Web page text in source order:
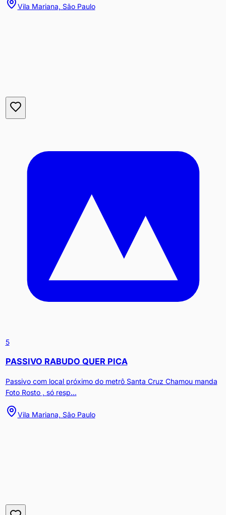
Vila Mariana, São Paulo
5
PASSIVO RABUDO QUER PICA
Passivo com local próximo do metrô Santa Cruz Chamou manda
Foto Rosto , só resp...
Vila Mariana, São Paulo